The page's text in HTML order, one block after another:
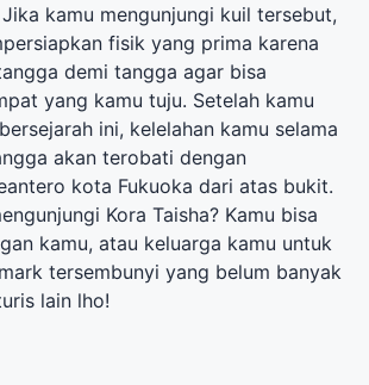
kamu mengunjungi kuil tersebut,
fisik yang prima karena
demi tangga agar bisa
yang kamu tuju. Setelah kamu
ini, kelelahan kamu selama
akan terobati dengan
kota Fukuoka dari atas bukit.
Kora Taisha? Kamu bisa
kamu, atau keluarga kamu untuk
tersembunyi yang belum banyak
lain lho!